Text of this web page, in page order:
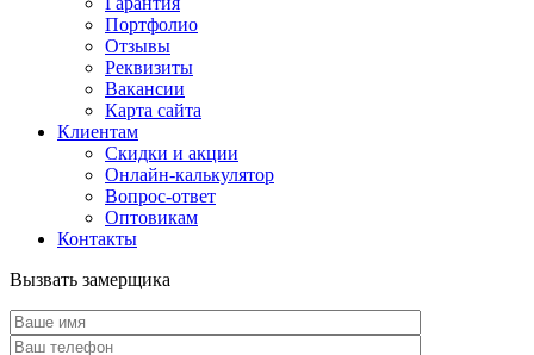
Портфолио
Отзывы
Реквизиты
Вакансии
Карта сайта
Клиентам
Скидки и акции
Онлайн-калькулятор
Вопрос-ответ
Оптовикам
Контакты
Вызвать замерщика